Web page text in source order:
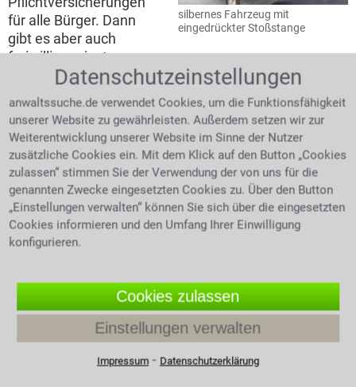
silbernes Fahrzeug mit
eingedrückter Stoßstange
für alle Bürger. Dann
gibt es aber auch
freiwillige private
Versicherungen. Für diese privaten Versicherungen
gibt es das Versicherungsrecht. Das
Versicherungsrecht ist dem Zivilrecht zuzuordnen.
Weitestgehend sind die Regelungen im
Versicherungsvertragsgesetz (VVG) geregelt.
Versicherbar ist so gut wie alles.
eine 200 Euro Geldnote
Immer wieder erklären
Finanzprofis, welche
welche überflüssig.
Ganz oben auf der Liste
sollte die
Privathaftpflichtversicherung stehen. Oben eingestuft
werden auch Versicherungen wie die
Datenschutzeinstellungen
anwaltssuche.de verwendet Cookies, um die Funktionsfähigkeit
unserer Website zu gewährleisten. Außerdem setzen wir zur
Weiterentwicklung unserer Website im Sinne der Nutzer
zusätzliche Cookies ein. Mit dem Klick auf den Button „Cookies
zulassen“ stimmen Sie der Verwendung der von uns für die
genannten Zwecke eingesetzten Cookies zu. Über den Button
„Einstellungen verwalten“ können Sie sich über die eingesetzten
Cookies informieren und den Umfang Ihrer Einwilligung
konfigurieren.
Cookies zulassen
Einstellungen verwalten
Impressum⁃ Datenschutzerklärung